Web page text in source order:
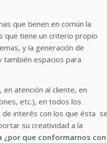
que tienen en común la
que tiene un criterio propio
y la generación de
también espacios para
atención al cliente, en
etc.), en todos los
de interés con los que ésta
su creatividad a la
¿por que conformarnos con